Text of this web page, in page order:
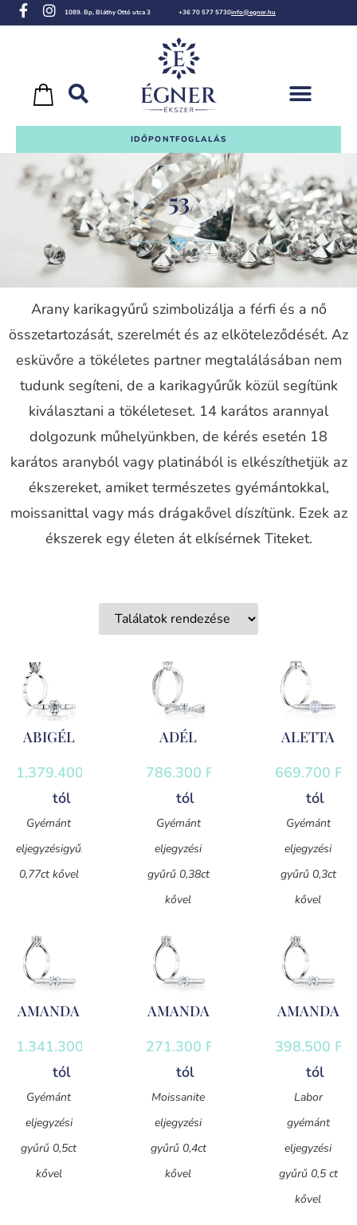
1089. Bp, Bláthy Ottó utca 3 +36 70 577 5730info@egner.hu
IDŐPONTFOGLALÁS
53
Arany karikagyűrű szimbolizálja a férfi és a nő
összetartozását, szerelmét és az elköteleződését. Az
esküvőre a tökéletes partner megtalálásában nem
tudunk segíteni, de a karikagyűrűk közül segítünk
kiválasztani a tökéleteset. 14 karátos arannyal
dolgozunk műhelyünkben, de kérés esetén 18
karátos aranyból vagy platinából is elkészíthetjük az
ékszereket, amiket természetes gyémántokkal,
moissanittal vagy más drágakővel díszítünk. Ezek az
ékszerek egy életen át elkísérnek Titeket.
ABIGÉL
1.379.400
tól
Gyémánt
eljegyzésigyűrű
0,77ct kővel
ADÉL
786.300 Ft
tól
Gyémánt
eljegyzési
gyűrű 0,38ct
kővel
ALETTA
669.700 Ft
tól
Gyémánt
eljegyzési
gyűrű 0,3ct
kővel
AMANDA
1.341.300
tól
Gyémánt
eljegyzési
gyűrű 0,5ct
kővel
AMANDA
271.300 Ft
tól
Moissanite
eljegyzési
gyűrű 0,4ct
kővel
AMANDA
398.500 Ft
tól
Labor
gyémánt
eljegyzési
gyűrű 0,5 ct
kővel